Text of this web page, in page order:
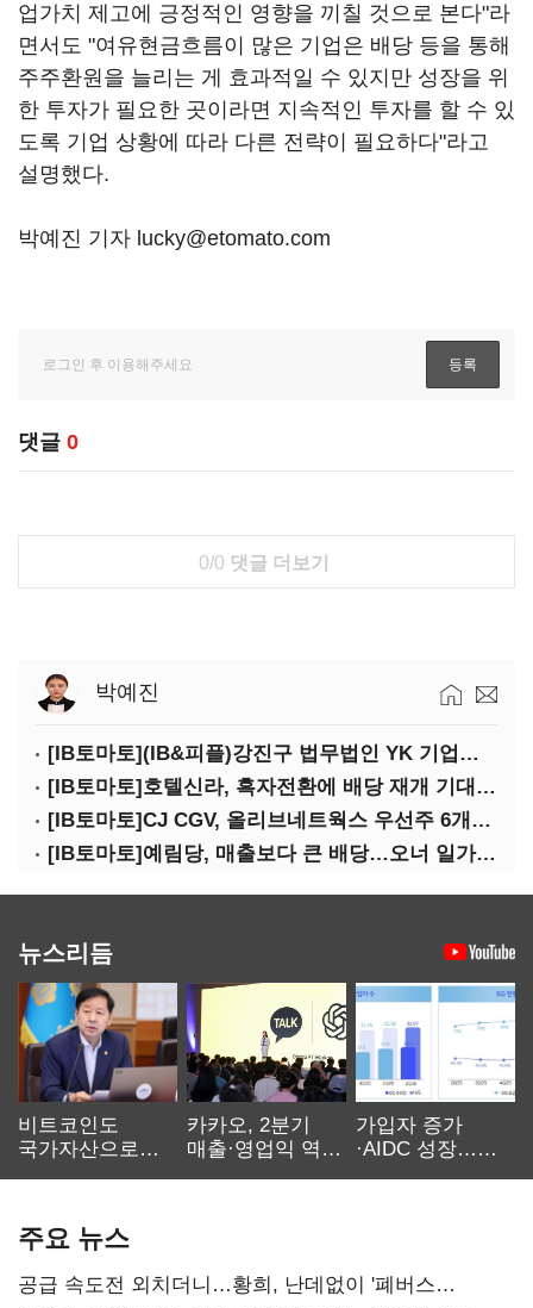
업가치 제고에 긍정적인 영향을 끼칠 것으로 본다"라
면서도 "여유현금흐름이 많은 기업은 배당 등을 통해
주주환원을 늘리는 게 효과적일 수 있지만 성장을 위
한 투자가 필요한 곳이라면 지속적인 투자를 할 수 있
도록 기업 상황에 따라 다른 전략이 필요하다"라고
설명했다.
박예진 기자 lucky@etomato.com
댓글 0
0/0 댓글 더보기
박예진
[IB토마토](IB&피플)강진구 법무법인 YK 기업거버넌스센터 센터장
[IB토마토]호텔신라, 흑자전환에 배당 재개 기대감…삼성생명도 웃을까
[IB토마토]CJ CGV, 올리브네트웍스 우선주 6개월 만에 상환…왜?
[IB토마토]예림당, 매출보다 큰 배당…오너 일가에 절반 간다
뉴스리듬
비트코인도
국가자산으로…'
카카오, 2분기
매출·영업익 역대
가입자 증가
·AIDC 성장…
주요 뉴스
공급 속도전 외치더니…황희, 난데없이 '폐버스